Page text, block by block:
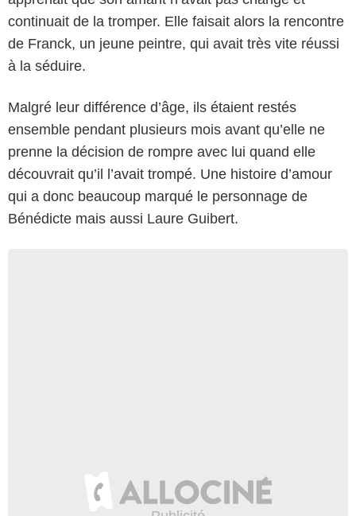
continuait de la tromper. Elle faisait alors la rencontre
de Franck, un jeune peintre, qui avait très vite réussi
à la séduire.
Malgré leur différence d’âge, ils étaient restés
ensemble pendant plusieurs mois avant qu’elle ne
prenne la décision de rompre avec lui quand elle
découvrait qu’il l’avait trompé. Une histoire d’amour
qui a donc beaucoup marqué le personnage de
Bénédicte mais aussi Laure Guibert.